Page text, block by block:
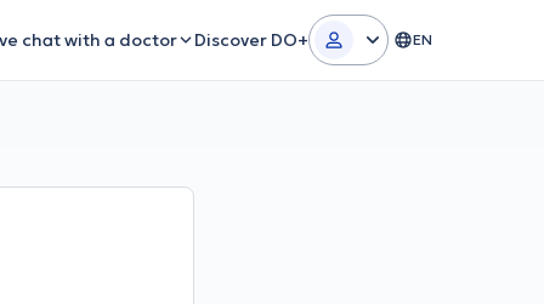
chat with a doctor Discover DO+ EN